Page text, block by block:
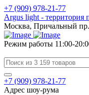
+7 (909) 978-21-77
Argus light - территория
Москва, Причальный
Режим работы 11:00-
+7 (909) 978-21-77
Адрес шоу-рума